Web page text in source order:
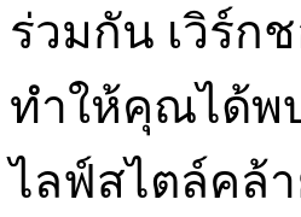
ร่วมกัน เวิร์ก
ทำให้คุณได้พ
ไลฟ์สไตล์คล้